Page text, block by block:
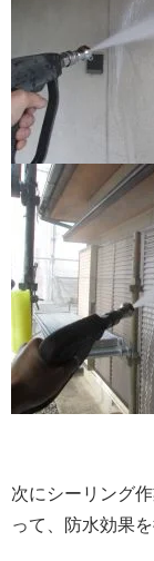
次にシーリング
って、防水効果